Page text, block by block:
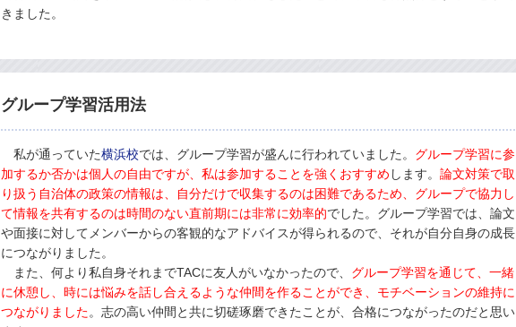
きました。
グループ学習活用法
私が通っていた横浜校では、グループ学習が盛んに行われていました。 グループ学習に参
加するか否かは個人の自由ですが、私は参加することを強くおすすめ します。 論文対策で取
り扱う自治体の政策の情報は、自分だけで収集するのは困難であるため、グループで協力し
て情報を共有するのは時間のない直前期には非常に効率的でした。グループ学習では、論文
や面接に対してメンバーからの客観的なアドバイスが得られるので、それが自分自身の成長
につながりました。
また、何より私自身それまでTACに友人がいなかったので、 グループ学習を通じて、一緒
に休憩し、時には悩みを話し合えるような仲間を作ることができ、モチベーションの維持に
つながりました。志の高い仲間と共に切磋琢磨できたことが、合格につながったのだと思い